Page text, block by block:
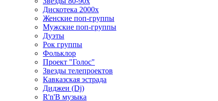
Дискотека 2000х
Женские поп-группы
Мужские поп-группы
Дуэты
Рок группы
Фольклор
Проект "Голос"
Звезды телепроектов
Кавказская эстрада
Диджеи (Dj)
R'n'B музыка